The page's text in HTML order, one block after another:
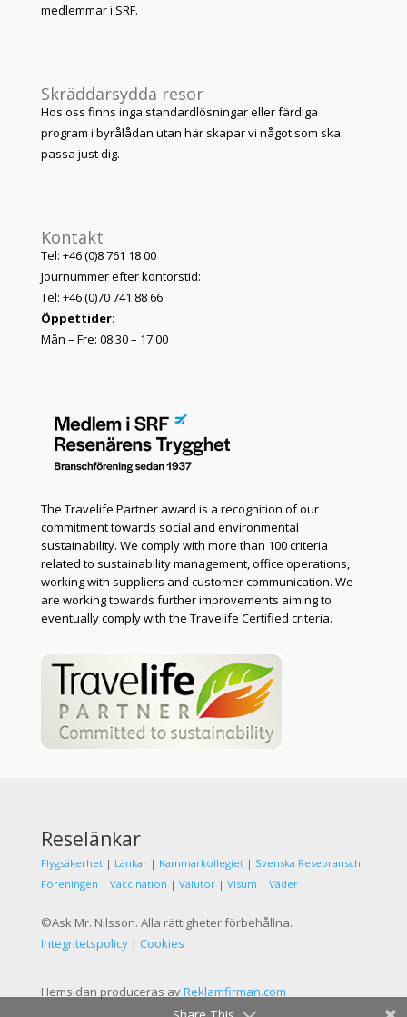
medlemmar i SRF.
Skräddarsydda resor
Hos oss finns inga standardlösningar eller färdiga
program i byrålådan utan här skapar vi något som ska
passa just dig.
Kontakt
Tel: +46 (0)8 761 18 00
Journummer efter kontorstid:
Tel: +46 (0)70 741 88 66
Öppettider:
Mån – Fre: 08:30 – 17:00
The Travelife Partner award is a recognition of our
commitment towards social and environmental
sustainability. We comply with more than 100 criteria
related to sustainability management, office operations,
working with suppliers and customer communication. We
are working towards further improvements aiming to
eventually comply with the Travelife Certified criteria.
Reselänkar
Flygsäkerhet| Länkar| Kammarkollegiet| Svenska Resebransch
Föreningen | Vaccination | Valutor| Visum | Väder
©Ask Mr. Nilsson. Alla rättigheter förbehållna.
Integritetspolicy| Cookies
Hemsidan produceras avReklamfirman.com